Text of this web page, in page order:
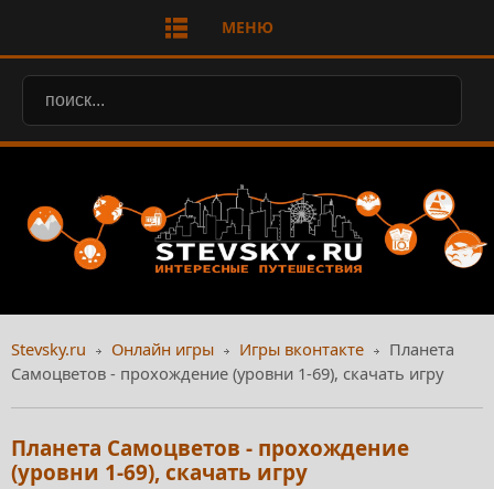
МЕНЮ
Stevsky.ru Онлайн игры Игры вконтакте
Планета
Самоцветов - прохождение (уровни 1-69), скачать игру
Планета Самоцветов - прохождение
(уровни 1-69), скачать игру